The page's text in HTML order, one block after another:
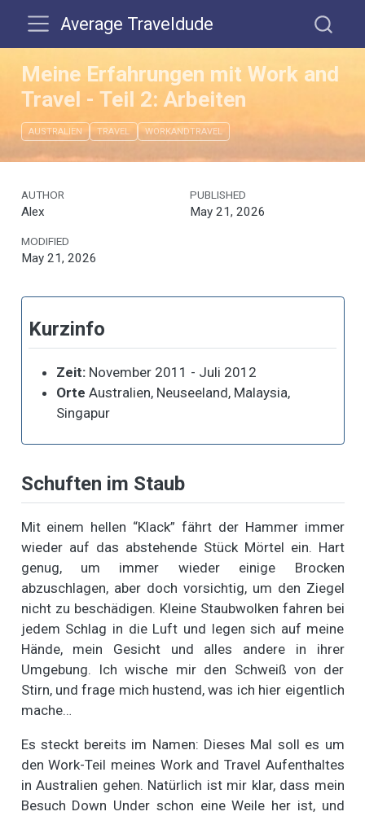
Average Traveldude
Meine Erfahrungen mit Work and
Travel - Teil 2: Arbeiten
AUSTRALIEN TRAVEL WORKANDTRAVEL
AUTHOR
Alex
PUBLISHED
May 21, 2026
MODIFIED
May 21, 2026
Kurzinfo
Zeit: November 2011 - Juli 2012
Orte Australien, Neuseeland, Malaysia,
Singapur
Schuften im Staub
Mit einem hellen “Klack” fährt der Hammer immer
wieder auf das abstehende Stück Mörtel ein. Hart
genug, um immer wieder einige Brocken
abzuschlagen, aber doch vorsichtig, um den Ziegel
nicht zu beschädigen. Kleine Staubwolken fahren bei
jedem Schlag in die Luft und legen sich auf meine
Hände, mein Gesicht und alles andere in ihrer
Umgebung. Ich wische mir den Schweiß von der
Stirn, und frage mich hustend, was ich hier eigentlich
mache…
Es steckt bereits im Namen: Dieses Mal soll es um
den Work-Teil meines Work and Travel Aufenthaltes
in Australien gehen. Natürlich ist mir klar, dass mein
Besuch Down Under schon eine Weile her ist, und